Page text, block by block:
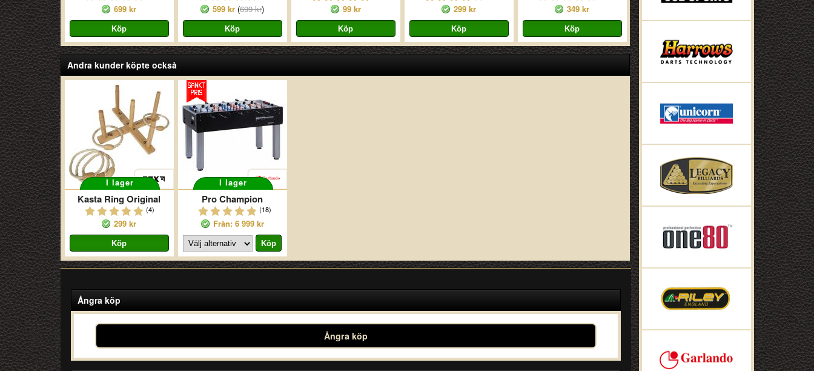
699 kr 599 kr (699 kr) 99 kr 299 kr 349 kr
Andra kunder köpte också
I lager
Kasta Ring Original
(4)
299 kr
I lager
Pro Champion
(18)
Från: 6 999 kr
Ångra köp
Ångra köp